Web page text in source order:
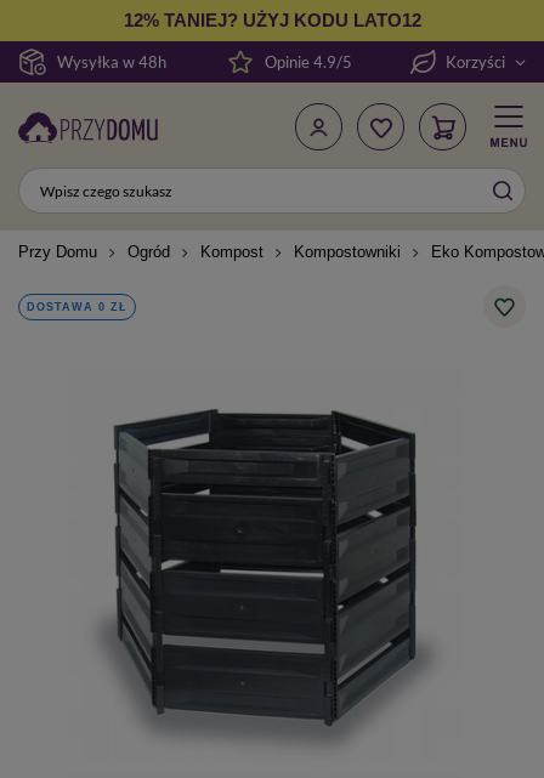
Wysyłka w 48h
12% TANIEJ? UŻYJ KODU LATO12
Opinie 4.9/5 Korzyści
Przy Domu Ogród Kompost Kompostowniki Eko
DOSTAWA 0 ZŁ